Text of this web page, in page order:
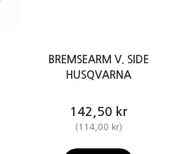
BREMSEARM V. SIDE
HUSQVARNA
142,50 kr
( 114,00 kr)